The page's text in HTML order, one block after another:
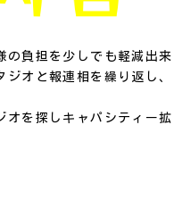
の負担を少しでも軽減出来
オと報連相を繰り返し、
オを探しキャパシティー拡